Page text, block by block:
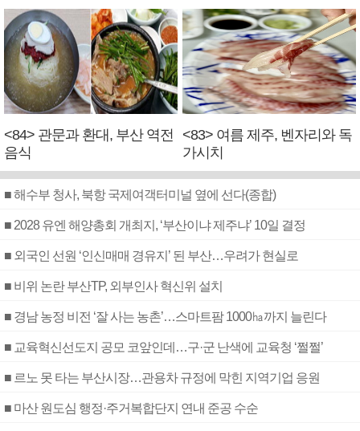
<84> 관문과 환대, 부산 역전
음식
<83> 여름 제주, 벤자리와 독
가시치
■ 해수부 청사, 북항 국제여객터미널 옆에 선다(종합)
■ 2028 유엔 해양총회 개최지, ‘부산이냐 제주냐’ 10일 결정
■ 외국인 선원 ‘인신매매 경유지’ 된 부산…우려가 현실로
■ 비위 논란 부산TP, 외부인사 혁신위 설치
■ 경남 농정 비전 ‘잘 사는 농촌’…스마트팜 1000㏊까지 늘린다
■ 교육혁신선도지 공모 코앞인데…구·군 난색에 교육청 ‘쩔쩔’
■ 르노 못 타는 부산시장…관용차 규정에 막힌 지역기업 응원
■ 마산 원도심 행정·주거복합단지 연내 준공 수순